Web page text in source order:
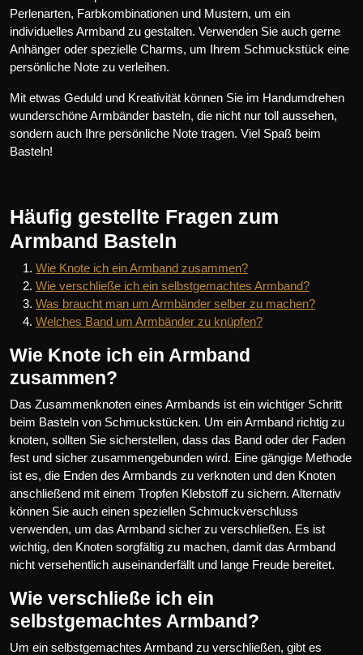
Perlenarten, Farbkombinationen und Mustern, um ein
individuelles Armband zu gestalten. Verwenden Sie auch gerne
Anhänger oder spezielle Charms, um Ihrem Schmuckstück eine
persönliche Note zu verleihen.
Mit etwas Geduld und Kreativität können Sie im Handumdrehen
wunderschöne Armbänder basteln, die nicht nur toll aussehen,
sondern auch Ihre persönliche Note tragen. Viel Spaß beim
Basteln!
Häufig gestellte Fragen zum
Armband Basteln
Wie Knote ich ein Armband zusammen?
Wie verschließe ich ein selbstgemachtes Armband?
Was braucht man um Armbänder selber zu machen?
Welches Band um Armbänder zu knüpfen?
Wie Knote ich ein Armband
zusammen?
Das Zusammenknoten eines Armbands ist ein wichtiger Schritt
beim Basteln von Schmuckstücken. Um ein Armband richtig zu
knoten, sollten Sie sicherstellen, dass das Band oder der Faden
fest und sicher zusammengebunden wird. Eine gängige Methode
ist es, die Enden des Armbands zu verknoten und den Knoten
anschließend mit einem Tropfen Klebstoff zu sichern. Alternativ
können Sie auch einen speziellen Schmuckverschluss
verwenden, um das Armband sicher zu verschließen. Es ist
wichtig, den Knoten sorgfältig zu machen, damit das Armband
nicht versehentlich auseinanderfällt und lange Freude bereitet.
Wie verschließe ich ein
selbstgemachtes Armband?
Um ein selbstgemachtes Armband zu verschließen, gibt es